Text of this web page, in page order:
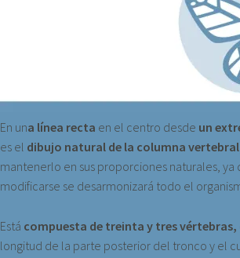
En una línea recta en el centro desde un
es el dibujo natural de la columna
mantenerlo en sus proporciones naturales, ya
modificarse se desarmonizará todo el
Está compuesta de treinta y tres vértebras,
longitud de la parte posterior del tronco y el